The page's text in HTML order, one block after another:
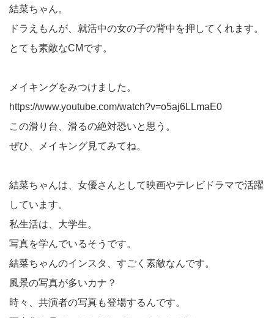
結菜ちゃん。
ドラえもんが、就活中の女の子の背中を押してくれます。
とても素敵なCMです。
メイキングをみつけました。
https://www.youtube.com/watch?v=o5aj6LLmaE0
この滑り台、滑るの絶対恐いと思う。
ぜひ、メイキング見てみてね。
結菜ちゃんは、女優さんとして映画やテレビドラマで活躍
しています。
私生活は、大学生。
写真を学んでいるそうです。
結菜ちゃんのインスタ、すごく素敵なんです。
風景の写真が多いカナ？
時々、共演者の写真も登場するんです。